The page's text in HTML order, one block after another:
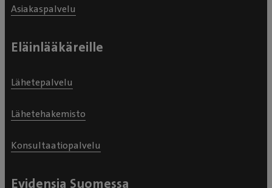
Asiakaspalvelu
Eläinlääkäreille
Lähetepalvelu
Lähetehakemisto
Konsultaatiopalvelu
Evidensia Suomessa